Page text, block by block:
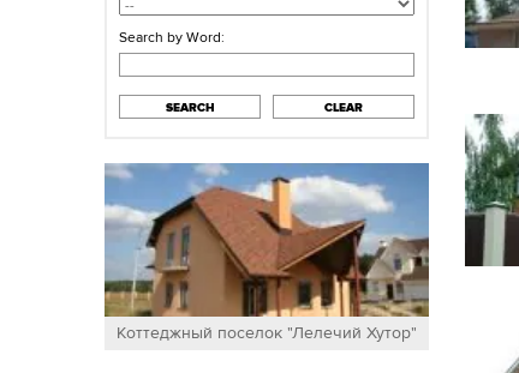
Search by Word:
SEARCH CLEAR
Коттеджный поселок "Лелечий Хутор"